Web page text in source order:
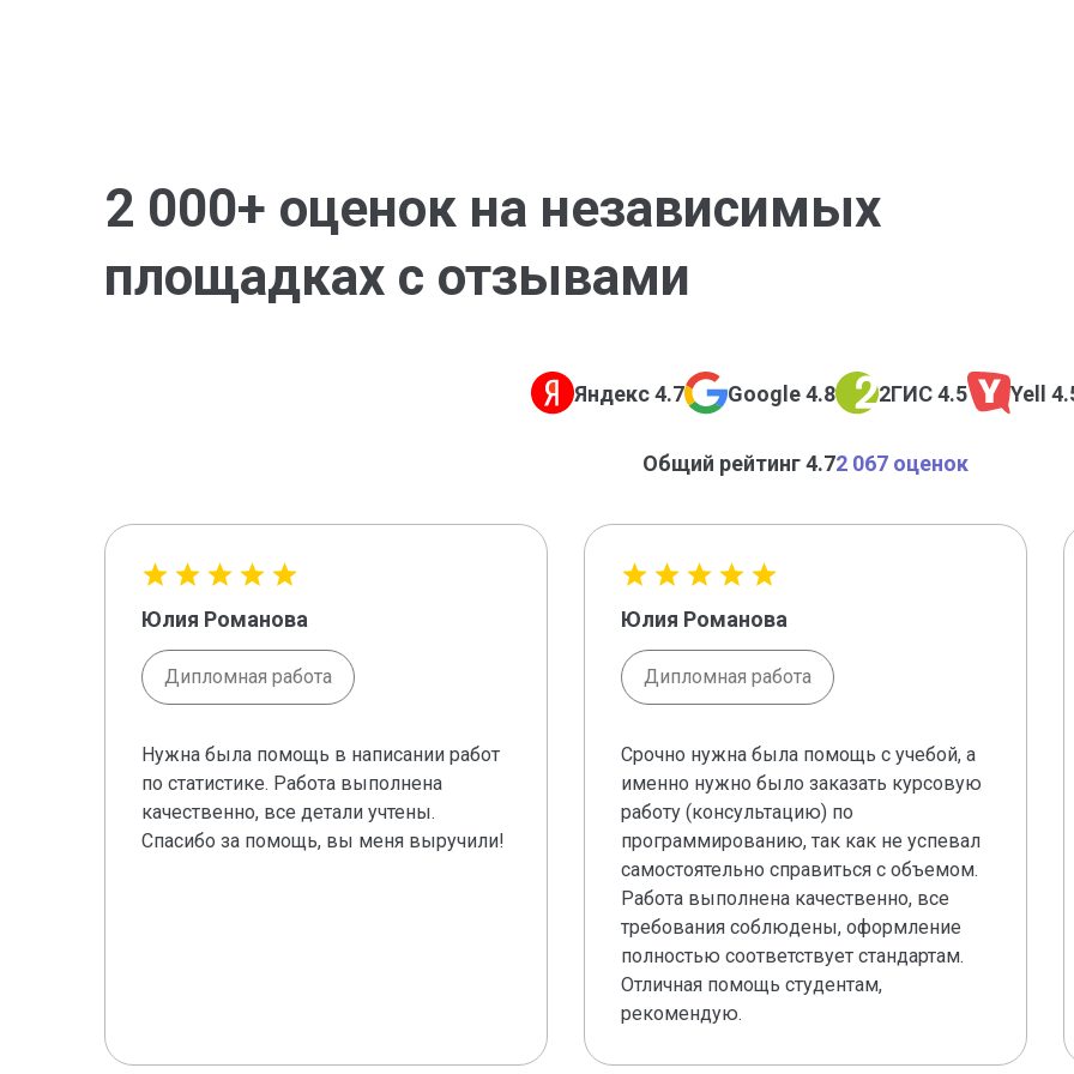
2 000+ оценок на независимых
площадках с отзывами
Яндекс 4.7 Google 4.8 2ГИС 4.5 Yell
Общий рейтинг 4.72 067 оценок
Юлия Романова
Дипломная работа
Нужна была помощь в написании работ
по статистике. Работа выполнена
качественно, все детали учтены.
Спасибо за помощь, вы меня выручили!
Юлия Романова
Дипломная работа
Срочно нужна была помощь с учебой, а
именно нужно было заказать курсовую
работу (консультацию) по
программированию, так как не успевал
самостоятельно справиться с объемом.
Работа выполнена качественно, все
требования соблюдены, оформление
полностью соответствует стандартам.
Отличная помощь студентам,
рекомендую.